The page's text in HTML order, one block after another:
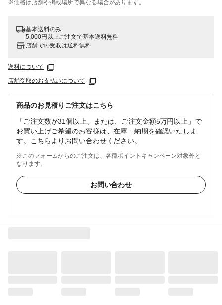
※価格は​店舗や​掲載場所で​異なる​場合が​あります。
基本送料のみ
5,000円以上ご注文で基本送料無料
店舗での受取は送料無料
送料について
店舗受取のお支払いについて
商品のお見積りご注文はこちら
「ご注文数が31個以上、または、ご注文金額5万円以上」で
お買い上げご希望のお客様は、在庫・納期を確認いたしま
す。こちらよりお問い合わせください。
※このフォームからのご注文は、各種ポイントキャンペーン対象外と
なります。
お問い合わせ